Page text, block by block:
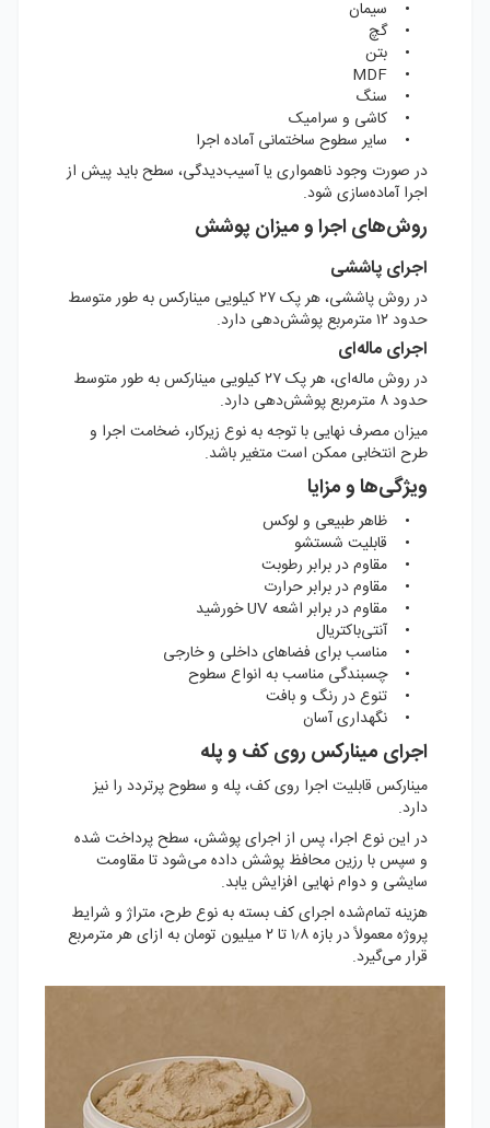
• سیمان
• گچ
• بتن
• MDF
• سنگ
• کاشی و سرامیک
• سایر سطوح ساختمانی آماده اجرا
در صورت وجود ناهمواری یا آسیب‌دیدگی، سطح باید پیش از
اجرا آماده‌سازی شود.
روش‌های اجرا و میزان پوشش
اجرای پاششی
در روش پاششی، هر پک ۲۷ کیلویی مینارکس به طور متوسط
حدود ۱۲ مترمربع پوشش‌دهی دارد.
اجرای ماله‌ای
در روش ماله‌ای، هر پک ۲۷ کیلویی مینارکس به طور متوسط
حدود ۸ مترمربع پوشش‌دهی دارد.
میزان مصرف نهایی با توجه به نوع زیرکار، ضخامت اجرا و
طرح انتخابی ممکن است متغیر باشد.
ویژگی‌ها و مزایا
• ظاهر طبیعی و لوکس
• قابلیت شستشو
• مقاوم در برابر رطوبت
• مقاوم در برابر حرارت
• مقاوم در برابر اشعه UV خورشید
• آنتی‌باکتریال
• مناسب برای فضاهای داخلی و خارجی
• چسبندگی مناسب به انواع سطوح
• تنوع در رنگ و بافت
• نگهداری آسان
اجرای مینارکس روی کف و پله
مینارکس قابلیت اجرا روی کف، پله و سطوح پرتردد را نیز
دارد.
در این نوع اجرا، پس از اجرای پوشش، سطح پرداخت شده
و سپس با رزین محافظ پوشش داده می‌شود تا مقاومت
سایشی و دوام نهایی افزایش یابد.
هزینه تمام‌شده اجرای کف بسته به نوع طرح، متراژ و شرایط
پروژه معمولاً در بازه ۱٫۸ تا ۲ میلیون تومان به ازای هر مترمربع
قرار می‌گیرد.